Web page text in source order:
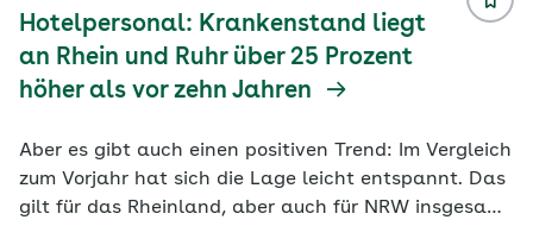
Hamburg lag der Krankenstand im Jahr 2025 mit
Hotelpersonal: Krankenstand liegt
an Rhein und Ruhr über 25 Prozent
höher als vor zehn Jahren
Aber es gibt auch einen positiven Trend: Im Vergleich
zum Vorjahr hat sich die Lage leicht entspannt. Das
gilt für das Rheinland, aber auch für NRW insgesamt